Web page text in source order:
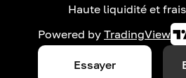
Haute liquidité et
Powered by TradingView
Essayer